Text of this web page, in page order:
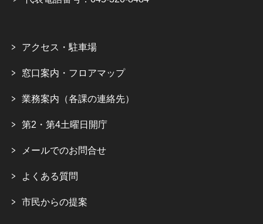
アクセス・駐車場
窓口案内・フロアマップ
業務案内（各課の連絡先）
第2・第4土曜日開庁
メールでのお問合せ
よくある質問
市民からの提案